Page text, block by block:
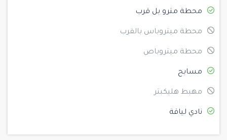
محطة مترو بل قرب
محطة ميتروباس بالقرب
محطة ميتروباص
مسابح
مهبط هليكبتر
نادي لياقة